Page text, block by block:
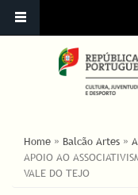
ESTÁ AQUI
Home » Balcão Artes »
APOIO AO
VALE DO TEJO